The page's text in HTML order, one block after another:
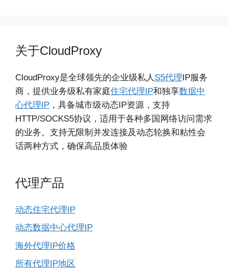
关于CloudProxy
CloudProxy是全球领先的企业级私人 S5代理IP服务
商，提供业务级私有家庭住宅代理IP和独享数据中
心代理IP ，具备城市级动态IP资源，支持
HTTP/SOCKS5协议，适用于各种多国网络访问需求
的业务。支持无限制并发连接及动态轮换和粘性会
话两种方式，确保高品质体验
代理产品
动态住宅代理IP
动态数据中心代理IP
海外代理IP价格
所有代理IP地区